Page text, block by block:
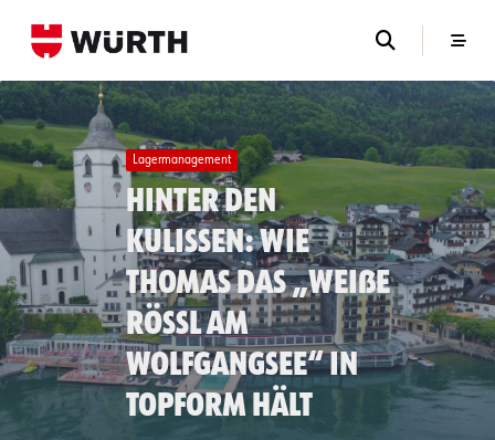
Lagermanagement
Hinter den
Kulissen: Wie
Thomas das „Weiße
Rössl am
Wolfgangsee“ in
Topform hält